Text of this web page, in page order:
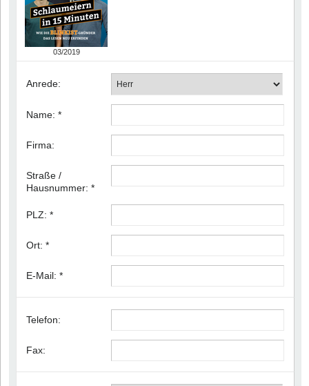
03/2019
Anrede:
Name: *
Firma:
Straße /
Hausnummer: *
PLZ: *
Ort: *
E-Mail: *
Telefon:
Fax: